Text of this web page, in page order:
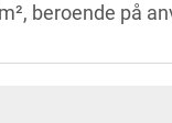
beroende på